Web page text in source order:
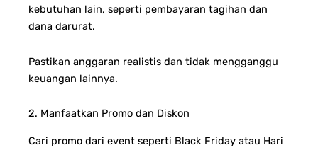
kebutuhan lain, seperti pembayaran tagihan dan
dana darurat.
Pastikan anggaran realistis dan tidak mengganggu
keuangan lainnya.
2. Manfaatkan Promo dan Diskon
Cari promo dari event seperti Black Friday atau Hari